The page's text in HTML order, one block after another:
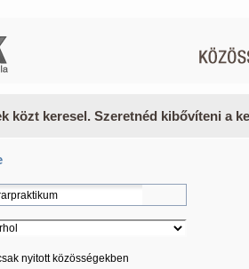
közt keresel. Szeretnéd kibővíteni a
nyitott közösségekben